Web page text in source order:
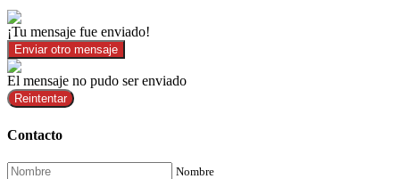
¡Tu mensaje fue enviado!
Enviar otro mensaje
El mensaje no pudo ser enviado
Reintentar
Contacto
Nombre